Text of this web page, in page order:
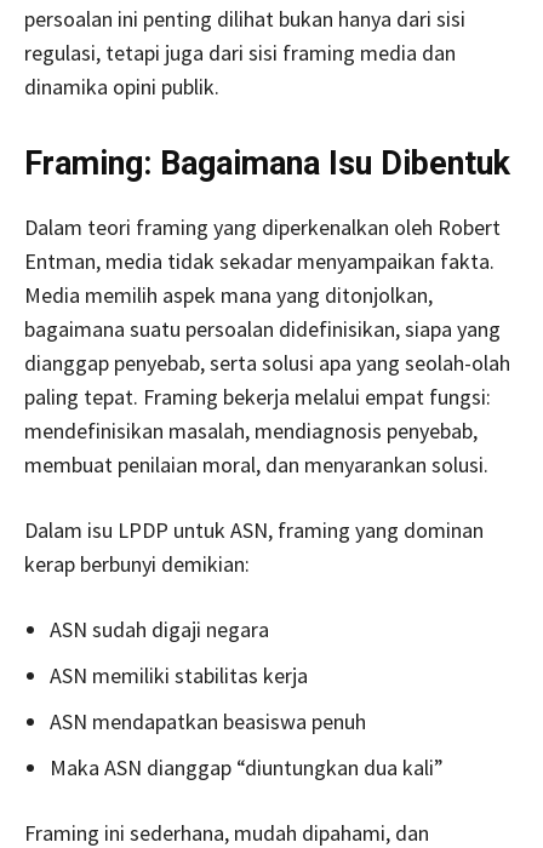
persoalan ini penting dilihat bukan hanya dari sisi
regulasi, tetapi juga dari sisi framing media dan
dinamika opini publik.
Framing: Bagaimana Isu Dibentuk
Dalam teori framing yang diperkenalkan oleh Robert
Entman, media tidak sekadar menyampaikan fakta.
Media memilih aspek mana yang ditonjolkan,
bagaimana suatu persoalan didefinisikan, siapa yang
dianggap penyebab, serta solusi apa yang seolah-olah
paling tepat. Framing bekerja melalui empat fungsi:
mendefinisikan masalah, mendiagnosis penyebab,
membuat penilaian moral, dan menyarankan solusi.
Dalam isu LPDP untuk ASN, framing yang dominan
kerap berbunyi demikian:
ASN sudah digaji negara
ASN memiliki stabilitas kerja
ASN mendapatkan beasiswa penuh
Maka ASN dianggap “diuntungkan dua kali”
Framing ini sederhana, mudah dipahami, dan